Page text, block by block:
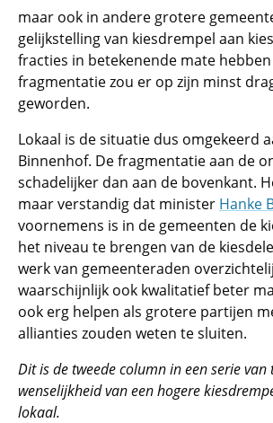
maar ook in andere grotere
gelijkstelling van kiesdrempel aan
fracties in betekenende mate
fragmentatie zou er op zijn minst
geworden.
Lokaal is de situatie dus omgekeerd
Binnenhof. De fragmentatie aan de
schadelijker dan aan de bovenkant.
maar verstandig dat minister Hanke
voornemens is in de gemeenten de
het niveau te brengen van de
werk van gemeenteraden
waarschijnlijk ook kwalitatief beter
ook erg helpen als grotere partijen
allianties zouden weten te sluiten.
Dit is de tweede column in een serie van
wenselijkheid van een hogere
lokaal.